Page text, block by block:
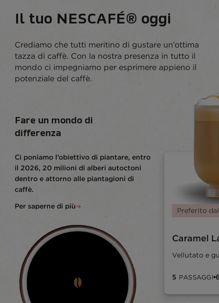
Il tuo NESCAFÉ® oggi
Crediamo che tutti meritino di gustare un’ottima
tazza di caffè. Con la nostra presenza in tutto il
mondo ci impegniamo per esprimere appieno il
potenziale del caffè.
Fare un mondo di
differenza
Ci poniamo l’obiettivo di piantare, entro
il 2026, 20 milioni di alberi autoctoni
dentro e attorno alle piantagioni di
caffè.
Per saperne di più
Preferito
Caramel
Vellutato e
5 PASSAGGI